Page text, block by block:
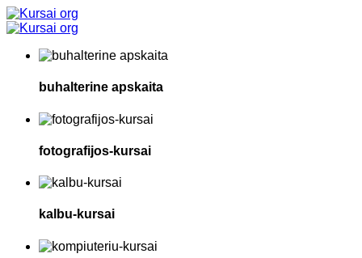
buhalterine apskaita
fotografijos-kursai
kalbu-kursai